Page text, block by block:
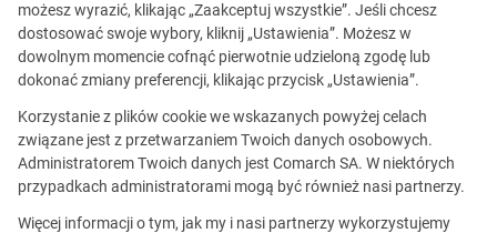
Czy można wejść na wyższy
poziom analizy danych już w 300
minut? Szkolenie z zakresu
analizy PostgreSQL udowadnia,
że tak
możesz wyrazić, klikając „Zaakceptuj wszystkie”. Jeśli chcesz
dostosować swoje wybory, kliknij „Ustawienia”. Możesz w
dowolnym momencie cofnąć pierwotnie udzieloną zgodę lub
dokonać zmiany preferencji, klikając przycisk „Ustawienia”.
Korzystanie z plików cookie we wskazanych powyżej celach
związane jest z przetwarzaniem Twoich danych osobowych.
Administratorem Twoich danych jest Comarch SA. W niektórych
przypadkach administratorami mogą być również nasi partnerzy.
Więcej informacji o tym, jak my i nasi partnerzy wykorzystujemy